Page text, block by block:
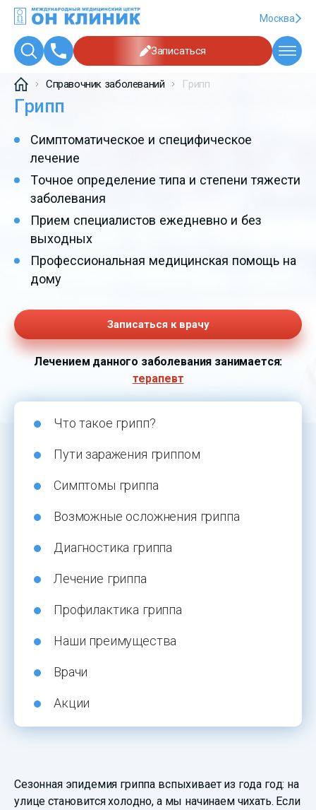
Москва
Записаться
Справочник заболеваний Грипп
Грипп
Симптоматическое и специфическое
лечение
Точное определение типа и степени тяжести
заболевания
Прием специалистов ежедневно и без
выходных
Профессиональная медицинская помощь на
дому
Записаться к врачу
Лечением данного заболевания занимается:
терапевт
Что такое грипп?
Пути заражения гриппом
Симптомы гриппа
Возможные осложнения гриппа
Диагностика гриппа
Лечение гриппа
Профилактика гриппа
Наши преимущества
Врачи
Акции
Сезонная эпидемия гриппа вспыхивает из года год: на
улице становится холодно, а мы начинаем чихать. Если